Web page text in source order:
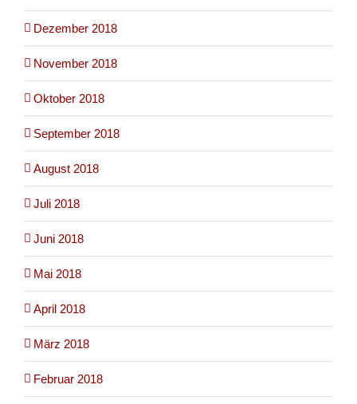
Dezember 2018
November 2018
Oktober 2018
September 2018
August 2018
Juli 2018
Juni 2018
Mai 2018
April 2018
März 2018
Februar 2018